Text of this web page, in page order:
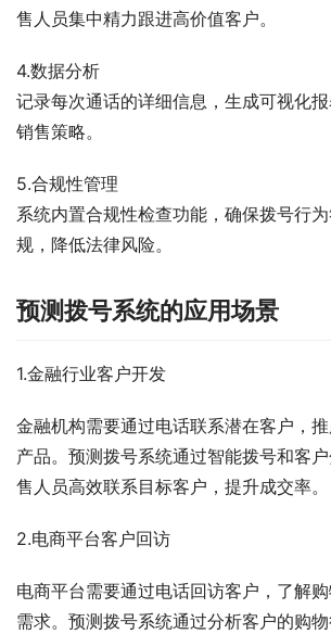
售人员集中精力跟进高价值客户。
4.数据分析
记录每次通话的详细信息，生成可视化
销售策略。
5.合规性管理
系统内置合规性检查功能，确保拨号行
规，降低法律风险。
预测拨号系统的应用场景
1.金融行业客户开发
金融机构需要通过电话联系潜在客户，
产品。预测拨号系统通过智能拨号和客
售人员高效联系目标客户，提升成交率。
2.电商平台客户回访
电商平台需要通过电话回访客户，了解
需求。预测拨号系统通过分析客户的购物